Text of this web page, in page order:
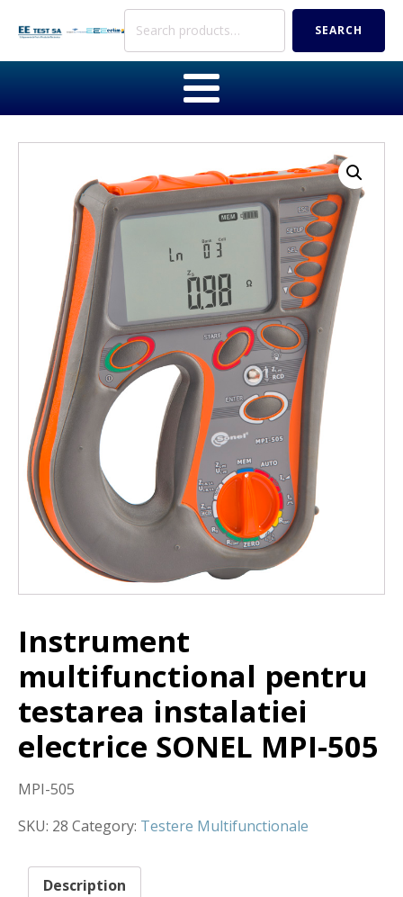
Search
SEARCH
Instrument
multifunctional pentru
testarea instalatiei
electrice SONEL MPI-505
MPI-505
SKU: 28 Category: Testere Multifunctionale
Description